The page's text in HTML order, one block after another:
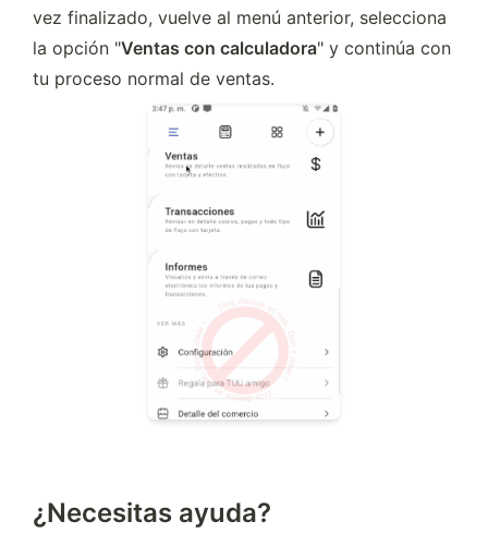
vez finalizado, vuelve al menú anterior, selecciona
la opción "Ventas con calculadora" y continúa con
tu proceso normal de ventas.
¿Necesitas ayuda?